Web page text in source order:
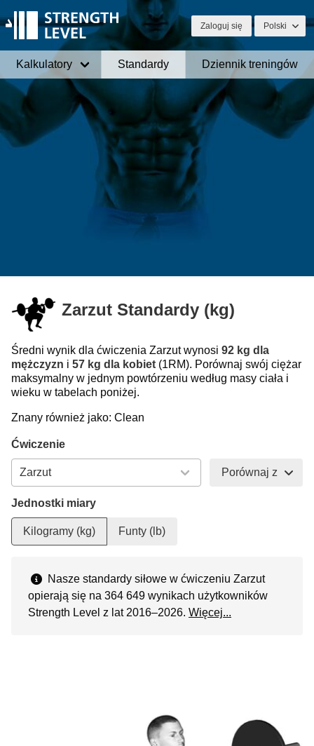
Zaloguj się Polski
Kalkulatory Standardy Dziennik treningów
Zarzut Standardy (kg)
Średni wynik dla ćwiczenia Zarzut wynosi 92 kg dla
mężczyzn i 57 kg dla kobiet (1RM). Porównaj swój ciężar
maksymalny w jednym powtórzeniu według masy ciała i
wieku w tabelach poniżej.
Znany również jako: Clean
Ćwiczenie
Porównaj z
Jednostki miary
Kilogramy (kg) Funty (lb)
Nasze standardy siłowe w ćwiczeniu Zarzut
opierają się na 364 649 wynikach użytkowników
Strength Level z lat 2016–2026. Więcej...